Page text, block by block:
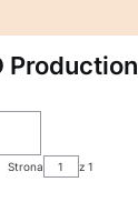
Production
Strona z 1